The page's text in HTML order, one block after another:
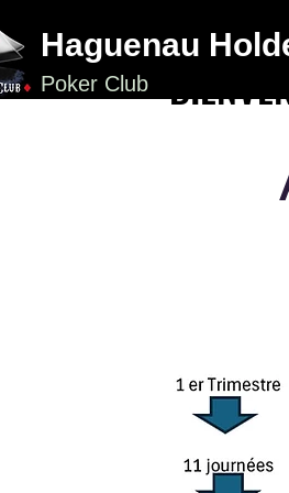
Haguenau
Poker Club